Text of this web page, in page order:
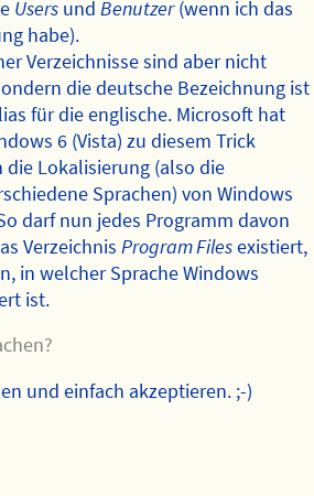
Usersund Benutzer(wenn ich das
habe).
Verzeichnisse sind aber nicht
die deutsche Bezeichnung ist
für die englische. Microsoft hat
6 (Vista) zu diesem Trick
Lokalisierung (also die
Sprachen) von Windows
darf nun jedes Programm davon
Verzeichnis Program Filesexistiert,
in welcher Sprache Windows
ist.
und einfach akzeptieren. ;-)